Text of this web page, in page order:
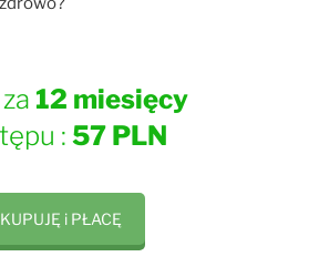
12 miesięcy
: 57 PLN
KUPUJĘ i PŁACĘ